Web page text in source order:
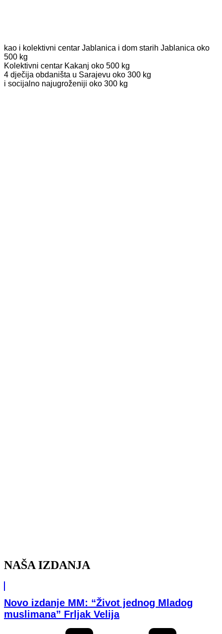
kao i kolektivni centar Jablanica i dom starih Jablanica oko
500 kg
Kolektivni centar Kakanj oko 500 kg
4 dječija obdaništa u Sarajevu oko 300 kg
i socijalno najugroženiji oko 300 kg
NAŠA IZDANJA
Novo izdanje MM: “Život jednog Mladog
muslimana” Frljak Velija